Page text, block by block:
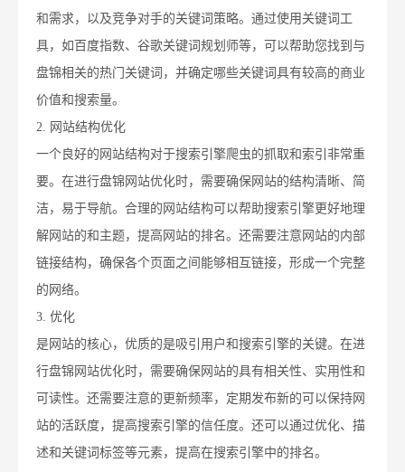
和需求，以及竞争对手的关键词策略。通过使用关键词工
具，如百度指数、谷歌关键词规划师等，可以帮助您找到与
盘锦相关的热门关键词，并确定哪些关键词具有较高的商业
价值和搜索量。
2. 网站结构优化
一个良好的网站结构对于搜索引擎爬虫的抓取和索引非常重
要。在进行盘锦网站优化时，需要确保网站的结构清晰、简
洁，易于导航。合理的网站结构可以帮助搜索引擎更好地理
解网站的和主题，提高网站的排名。还需要注意网站的内部
链接结构，确保各个页面之间能够相互链接，形成一个完整
的网络。
3. 优化
是网站的核心，优质的是吸引用户和搜索引擎的关键。在进
行盘锦网站优化时，需要确保网站的具有相关性、实用性和
可读性。还需要注意的更新频率，定期发布新的可以保持网
站的活跃度，提高搜索引擎的信任度。还可以通过优化、描
述和关键词标签等元素，提高在搜索引擎中的排名。